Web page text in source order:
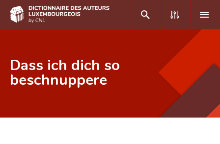
DE FR
Dass ich dich so
beschnuppere